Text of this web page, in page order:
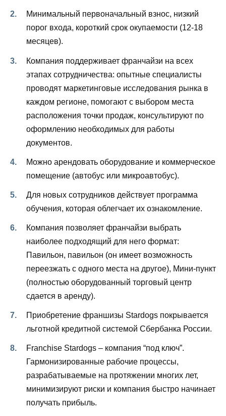
Минимальный первоначальный взнос, низкий
порог входа, короткий срок окупаемости (12-18
месяцев).
Компания поддерживает франчайзи на всех
этапах сотрудничества: опытные специалисты
проводят маркетинговые исследования рынка в
каждом регионе, помогают с выбором места
расположения точки продаж, консультируют по
оформлению необходимых для работы
документов.
Можно арендовать оборудование и коммерческое
помещение (автобус или микроавтобус).
Для новых сотрудников действует программа
обучения, которая облегчает их ознакомление.
Компания позволяет франчайзи выбрать
наиболее подходящий для него формат:
Павильон, павильон (он имеет возможность
переезжать с одного места на другое), Мини-пункт
(полностью оборудованный торговый центр
сдается в аренду).
Приобретение франшизы Stardogs покрывается
льготной кредитной системой Сбербанка России.
Franchise Stardogs – компания “под ключ”.
Гармонизированные рабочие процессы,
разрабатываемые на протяжении многих лет,
минимизируют риски и компания быстро начинает
получать прибыль.